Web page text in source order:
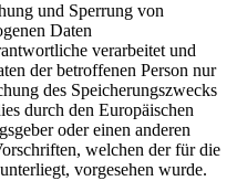
und Sperrung von
Daten
verarbeitet und
der betroffenen Person nur
des Speicherungszwecks
durch den Europäischen
oder einen anderen
welchen der für die
vorgesehen wurde.